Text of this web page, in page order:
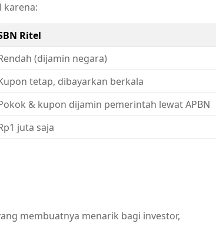
karena:
Ritel
(dijamin negara)
tetap, dibayarkan berkala
& kupon dijamin pemerintah lewat APBN
juta saja
membuatnya menarik bagi investor,